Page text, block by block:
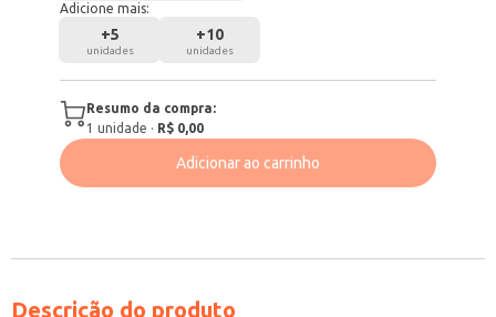
Adicione mais:
+5
unidades
+10
unidades
Resumo da compra:
1 unidade · R$ 0,00
Adicionar ao carrinho
Descrição do produto